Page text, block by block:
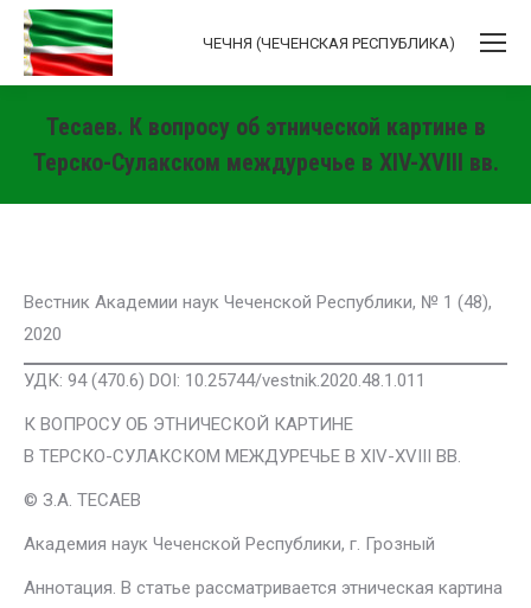
ЧЕЧНЯ (ЧЕЧЕНСКАЯ РЕСПУБЛИКА)
Тесаев. К вопросу об этнической картине в
Терско-Сулакском междуречье в XIV-XVIII вв.
Вестник Академии наук Чеченской Республики, № 1 (48),
2020
УДК: 94 (470.6) DOI: 10.25744/vestnik.2020.48.1.011
К ВОПРОСУ ОБ ЭТНИЧЕСКОЙ КАРТИНЕ
В ТЕРСКО-СУЛАКСКОМ МЕЖДУРЕЧЬЕ В XIV-XVIII ВВ.
© З.А. ТЕСАЕВ
Академия наук Чеченской Республики, г. Грозный
Аннотация. В статье рассматривается этническая картина